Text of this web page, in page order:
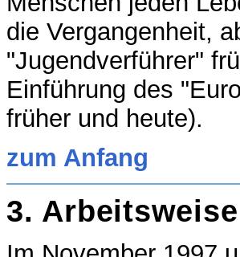
die Vergangenheit,
"Jugendverführer"
Einführung des
früher und heute).
zum Anfang
3. Arbeitsweise